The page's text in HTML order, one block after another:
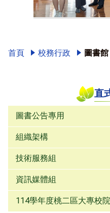
首頁 校務行政 圖書館
直
圖書公告專用
組織架構
技術服務組
資訊媒體組
114學年度桃二區大專校